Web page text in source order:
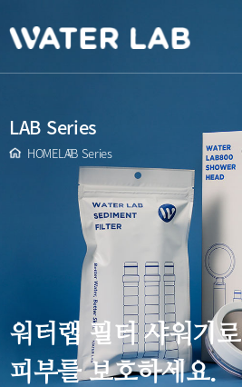
LAB Series
HOMELAB Series
워터랩 필터 샤워기로
피부를 보호하세요.